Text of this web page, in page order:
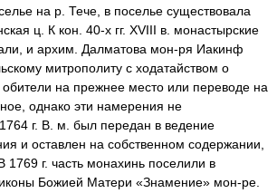
на р. Тече, в поселье существовала
ц. К кон. 40-х гг. XVIII в. монастырские
и архим. Далматова мон-ря Иакинф
митрополиту с ходатайством о
на прежнее место или переводе на
однако эти намерения не
г. В. м. был передан в ведение
и оставлен на собственном содержании,
1769 г. часть монахинь поселили в
иконы Божией Матери «Знамение» мон-ре.